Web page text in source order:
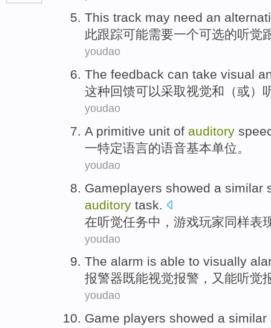
top
This track may need an
此跟踪可能需要一个可选的听觉
youdao
The feedback can take visual
这种回馈可以采取视觉和 （或）
youdao
A primitive unit of auditory
一特定语言的语音基本单位。
youdao
Gameplayers showed a similar
auditory task
在听觉任务中，游戏玩家同样表
youdao
The alarm is able to visually
报警器既能视觉报警 ， 又 能听觉
youdao
Game players showed a similar